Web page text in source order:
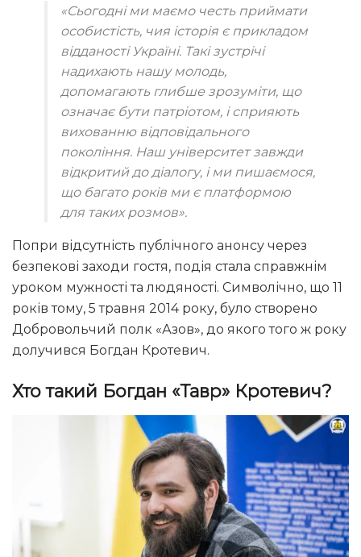
«Сьогодні ми маємо честь приймати
особистість, чия історія є прикладом
відданості Україні. Такі зустрічі
надихають нашу молодь,
допомагають глибше зрозуміти, що
означає бути патріотом, і сприяють
вихованню відповідального
покоління. Наш університет завжди
відкритий до діалогу, і ми пишаємося,
що багато років ми є платформою
для таких розмов».
Попри відсутність публічного анонсу через
безпекові заходи гостя, подія стала справжнім
уроком мужності та людяності. Символічно, що 11
років тому, 5 травня 2014 року, було створено
Добровольчий полк «Азов», до якого того ж року
долучився Богдан Кротевич.
Хто такий Богдан «Тавр» Кротевич?